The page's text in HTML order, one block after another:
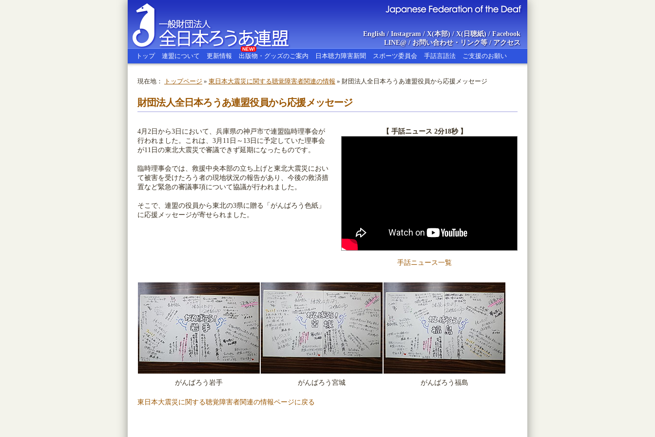
全日本ろうあ連盟
English/ Instagram/ X(本部)/ X(日聴紙)/ Facebook
LINE@/ お問い合わせ・リンク等/ アクセス
トップ
連盟について 更新情報 出版物・グッズのご案内
NEW!
日本聴力障害新聞 スポーツ委員会 手話言語法 ご支援のお願い
現在地： トップページ » 東日本大震災に関する聴覚障害者関連の情報 » 財団法人全日本ろうあ連盟役員から応援メッセージ
財団法人全日本ろうあ連盟役員から応援メッセージ
【 手話ニュース 2分18秒 】
手話ニュース一覧
4月2日から3日において、兵庫県の神戸市で連盟臨時理事会が
行われました。これは、3月11日～13日に予定していた理事会
が11日の東北大震災で審議できず延期になったものです。
臨時理事会では、救援中央本部の立ち上げと東北大震災におい
て被害を受けたろう者の現地状況の報告があり、今後の救済措
置など緊急の審議事項について協議が行われました。
そこで、連盟の役員から東北の3県に贈る「がんばろう色紙」
に応援メッセージが寄せられました。
がんばろう岩手 がんばろう宮城 がんばろう福島
東日本大震災に関する聴覚障害者関連の情報ページに戻る